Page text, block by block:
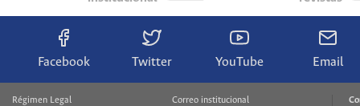
Facebook Twitter YouTube Email
Régimen Legal
Correo institucional